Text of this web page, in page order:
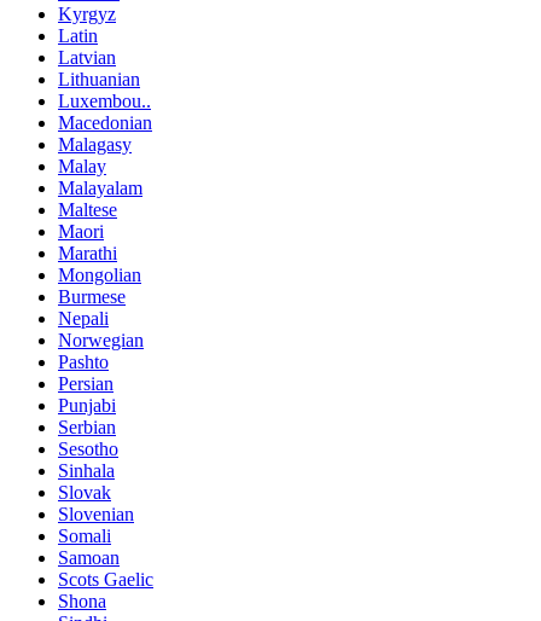
Kyrgyz
Latin
Latvian
Lithuanian
Luxembou..
Macedonian
Malagasy
Malay
Malayalam
Maltese
Maori
Marathi
Mongolian
Burmese
Nepali
Norwegian
Pashto
Persian
Punjabi
Serbian
Sesotho
Sinhala
Slovak
Slovenian
Somali
Samoan
Scots Gaelic
Shona